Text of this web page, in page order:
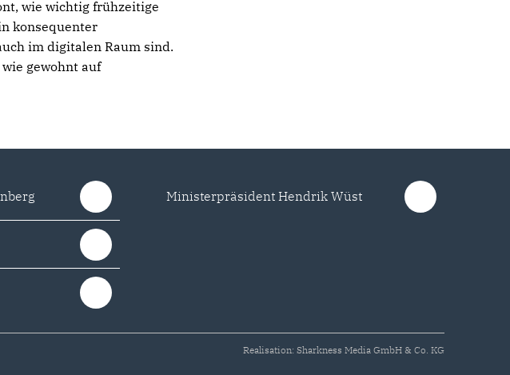
wie wichtig frühzeitige
konsequenter
im digitalen Raum sind.
gewohnt auf
Ministerpräsident Hendrik Wüst
Realisation: Sharkness Media GmbH & Co. KG